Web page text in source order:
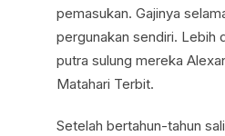
pemasukan. Gajinya
pergunakan sendiri. Lebih
putra sulung mereka
Matahari Terbit.
Setelah bertahun-tahun